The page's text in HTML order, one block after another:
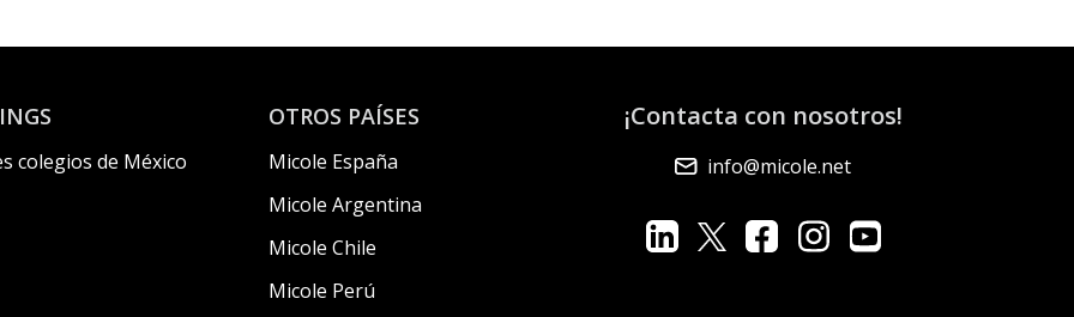
colegios de México
OTROS PAÍSES
Micole España
Micole Argentina
Micole Chile
Micole Perú
¡Contacta con nosotros!
info@micole.net